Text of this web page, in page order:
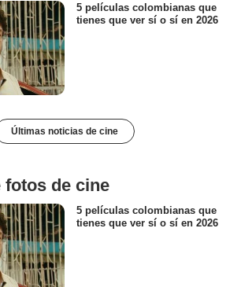
5 películas colombianas que
tienes que ver sí o sí en 2026
Últimas noticias de cine
fotos de cine
5 películas colombianas que
tienes que ver sí o sí en 2026